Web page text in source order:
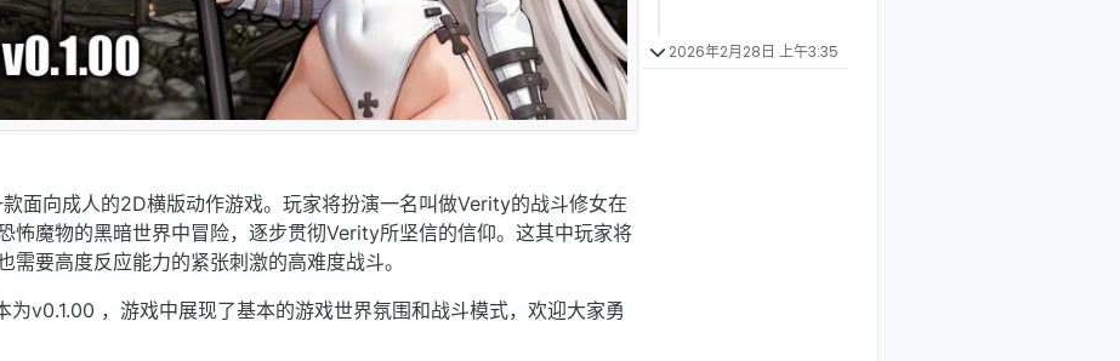
面向成人的2D横版动作游戏。玩家将扮演一名叫做Verity的战斗修女在
怖魔物的黑暗世界中冒险，逐步贯彻Verity所坚信的信仰。这其中玩家将
需要高度反应能力的紧张刺激的高难度战斗。
为v0.1.00 ，游戏中展现了基本的游戏世界氛围和战斗模式，欢迎大家勇
2026年2月28日 上午3:35